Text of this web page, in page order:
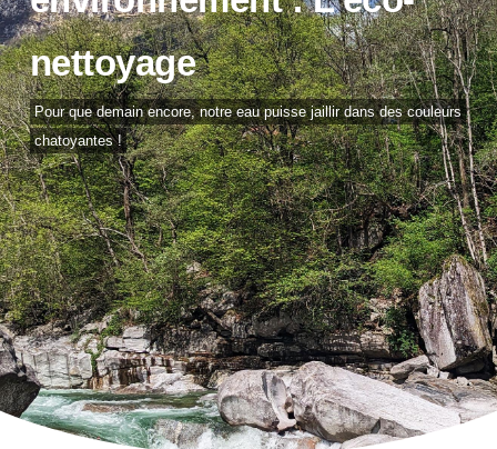
nettoyage
Pour que demain encore, notre eau puisse jaillir dans des couleurs
chatoyantes !